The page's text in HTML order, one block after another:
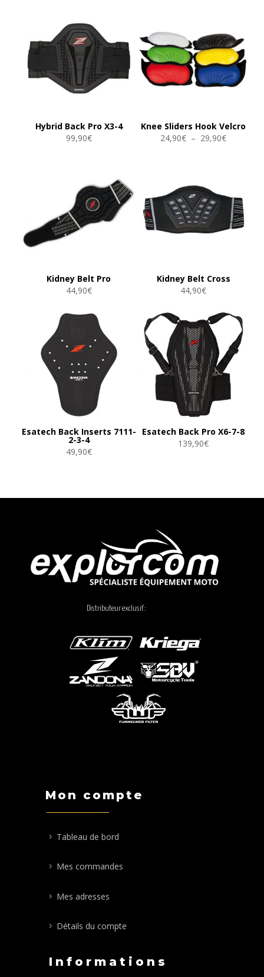
Hybrid Back Pro X3-4
99,90€
Knee Sliders Hook Velcro
24,90€ – 29,90€Plage
à
29,90€
Kidney Belt Pro
44,90€
Kidney Belt Cross
44,90€
Esatech Back Inserts 7111-
2-3-4
49,90€
Esatech Back Pro X6-7-8
139,90€
Distributeur exclusif :
Mon compte
Tableau de bord
Mes commandes
Mes adresses
Détails du compte
Informations